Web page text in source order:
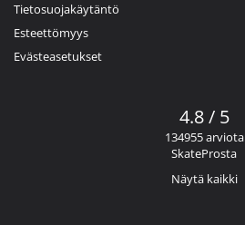
Tietosuojakäytäntö
Esteettömyys
Evästeasetukset
4.8 / 5
134955 arviota
SkateProsta
Näytä kaikki